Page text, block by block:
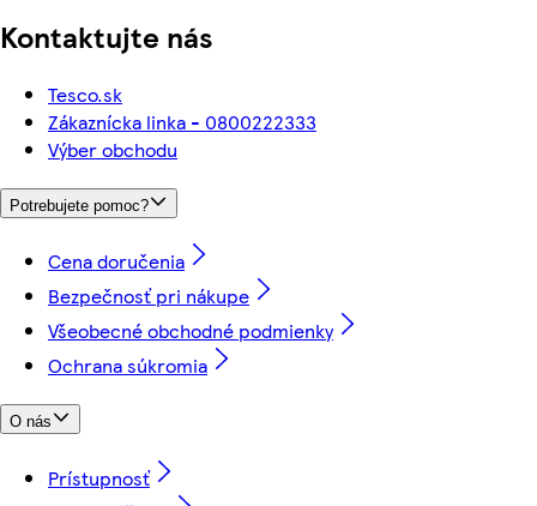
Kontaktujte nás
Tesco.sk
Zákaznícka linka - 0800222333
Výber obchodu
Potrebujete pomoc?
Cena doručenia
Bezpečnosť pri nákupe
Všeobecné obchodné podmienky
Ochrana súkromia
O nás
Prístupnosť